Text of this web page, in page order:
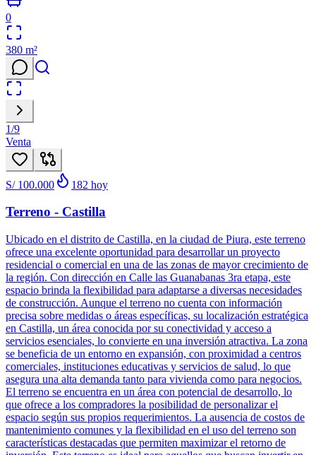
0
380 m²
1/9
Venta
S/ 100.000 182 hoy
Terreno - Castilla
Ubicado en el distrito de Castilla, en la ciudad de Piura, este terreno
ofrece una excelente oportunidad para desarrollar un proyecto
residencial o comercial en una de las zonas de mayor crecimiento de
la región. Con dirección en Calle las Guanabanas 3ra etapa, este
espacio brinda la flexibilidad para adaptarse a diversas necesidades
de construcción. Aunque el terreno no cuenta con información
precisa sobre medidas o áreas específicas, su localización estratégica
en Castilla, un área conocida por su conectividad y acceso a
servicios esenciales, lo convierte en una inversión atractiva. La zona
se beneficia de un entorno en expansión, con proximidad a centros
comerciales, instituciones educativas y servicios de salud, lo que
asegura una alta demanda tanto para vivienda como para negocios.
El terreno se encuentra en un área con potencial de desarrollo, lo
que ofrece a los compradores la posibilidad de personalizar el
espacio según sus propios requerimientos. La ausencia de costos de
mantenimiento comunes y la flexibilidad en el uso del terreno son
características destacadas que permiten maximizar el retorno de